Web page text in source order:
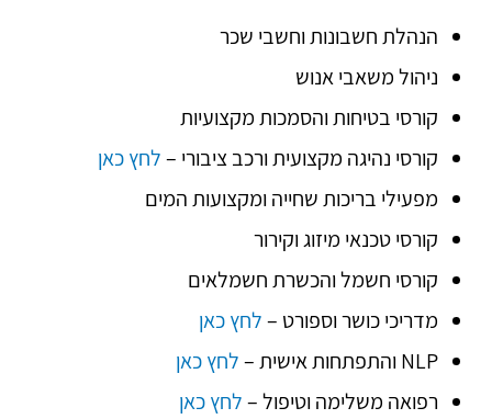
הנהלת חשבונות וחשבי שכר
ניהול משאבי אנוש
קורסי בטיחות והסמכות מקצועיות
קורסי נהיגה מקצועית ורכב ציבורי –לחץ כאן
מפעילי בריכות שחייה ומקצועות המים
קורסי טכנאי מיזוג וקירור
קורסי חשמל והכשרת חשמלאים
מדריכי כושר וספורט –לחץ כאן
NLP והתפתחות אישית –
לחץ כאן
רפואה משלימה וטיפול –לחץ כאן